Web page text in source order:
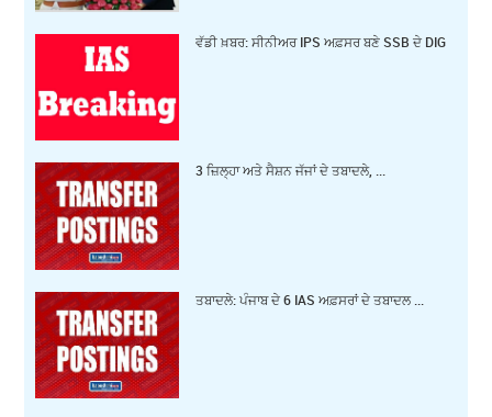
ਵੱਡੀ ਖ਼ਬਰ: ਸੀਨੀਅਰ IPS ਅਫ਼ਸਰ ਬਣੇ SSB ਦੇ DIG
3 ਜ਼‍ਿਲ੍ਹਾ ਅਤੇ ਸੈਸ਼ਨ ਜੱਜਾਂ ਦੇ ਤਬਾਦਲੇ, ...
ਤਬਾਦਲੇ: ਪੰਜਾਬ ਦੇ 6 IAS ਅਫ਼ਸਰਾਂ ਦੇ ਤਬਾਦਲ ...